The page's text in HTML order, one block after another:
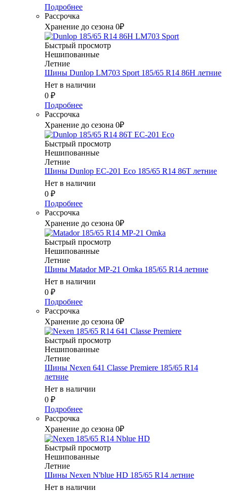
Подробнее
Рассрочка
Хранение до сезона 0₽
Быстрый просмотр
Нешипованные
Летние
Шины Dunlop LM703 Sport 185/65 R14 86H летние
Нет в наличии
0 ₽
Подробнее
Рассрочка
Хранение до сезона 0₽
Быстрый просмотр
Нешипованные
Летние
Шины Dunlop EC-201 Eco 185/65 R14 86T летние
Нет в наличии
0 ₽
Подробнее
Рассрочка
Хранение до сезона 0₽
Быстрый просмотр
Нешипованные
Летние
Шины Matador MP-21 Omka 185/65 R14 летние
Нет в наличии
0 ₽
Подробнее
Рассрочка
Хранение до сезона 0₽
Быстрый просмотр
Нешипованные
Летние
Шины Nexen 641 Classe Premiere 185/65 R14
летние
Нет в наличии
0 ₽
Подробнее
Рассрочка
Хранение до сезона 0₽
Быстрый просмотр
Нешипованные
Летние
Шины Nexen N'blue HD 185/65 R14 летние
Нет в наличии